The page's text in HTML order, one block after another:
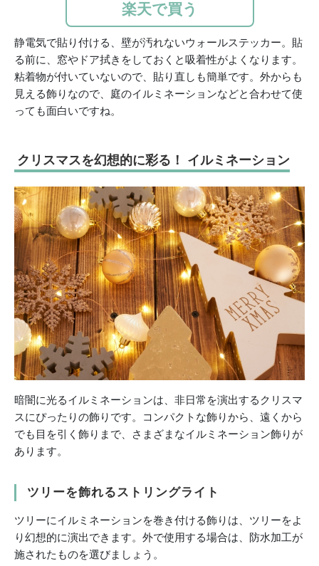
楽天で買う
静電気で貼り付ける、壁が汚れないウォールステッカー。貼
る前に、窓やドア拭きをしておくと吸着性がよくなります。
粘着物が付いていないので、貼り直しも簡単です。外からも
見える飾りなので、庭のイルミネーションなどと合わせて使
っても面白いですね。
クリスマスを幻想的に彩る！ イルミネーション
暗闇に光るイルミネーションは、非日常を演出するクリスマ
スにぴったりの飾りです。コンパクトな飾りから、遠くから
でも目を引く飾りまで、さまざまなイルミネーション飾りが
あります。
ツリーを飾れるストリングライト
ツリーにイルミネーションを巻き付ける飾りは、ツリーをよ
り幻想的に演出できます。外で使用する場合は、防水加工が
施されたものを選びましょう。